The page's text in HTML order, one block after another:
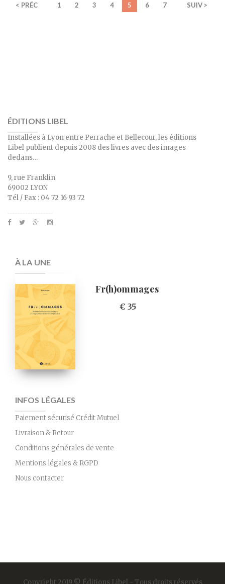
< PRÉC 1 2 3 4 5 6 7 SUIV >
ÉDITIONS LIBEL
Installées à Lyon entre Perrache et Bellecour, les éditions
Libel publient depuis 2008 des livres avec des images
dedans…
9, rue Franklin
69002 LYON
Tél / Fax : 04 72 16 93 72
À LA UNE
Fr(h)ommages
€ 35
INFOS LÉGALES
Paiement sécurisé Crédit Mutuel
Livraison & Retour
Conditions générales de vente
Mentions légales & RGPD
Nous contacter
Copyright 2019 © Éditions Libel - Tous droits réservés